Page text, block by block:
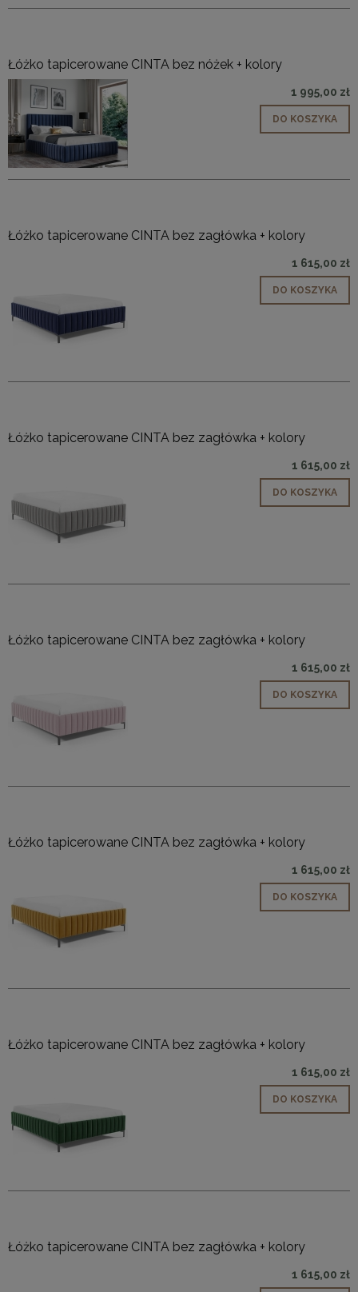
Łóżko tapicerowane CINTA bez nóżek + kolory
1 995,00 zł
DO KOSZYKA
Łóżko tapicerowane CINTA bez zagłówka + kolory
1 615,00 zł
DO KOSZYKA
Łóżko tapicerowane CINTA bez zagłówka + kolory
1 615,00 zł
DO KOSZYKA
Łóżko tapicerowane CINTA bez zagłówka + kolory
1 615,00 zł
DO KOSZYKA
Łóżko tapicerowane CINTA bez zagłówka + kolory
1 615,00 zł
DO KOSZYKA
Łóżko tapicerowane CINTA bez zagłówka + kolory
1 615,00 zł
DO KOSZYKA
Łóżko tapicerowane CINTA bez zagłówka + kolory
1 615,00 zł